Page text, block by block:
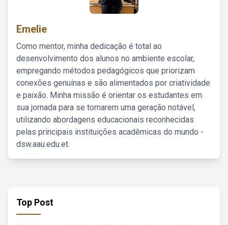
Emelie
Como mentor, minha dedicação é total ao
desenvolvimento dos alunos no ambiente escolar,
empregando métodos pedagógicos que priorizam
conexões genuínas e são alimentados por criatividade
e paixão. Minha missão é orientar os estudantes em
sua jornada para se tornarem uma geração notável,
utilizando abordagens educacionais reconhecidas
pelas principais instituições acadêmicas do mundo -
dsw.aau.edu.et.
Top Post